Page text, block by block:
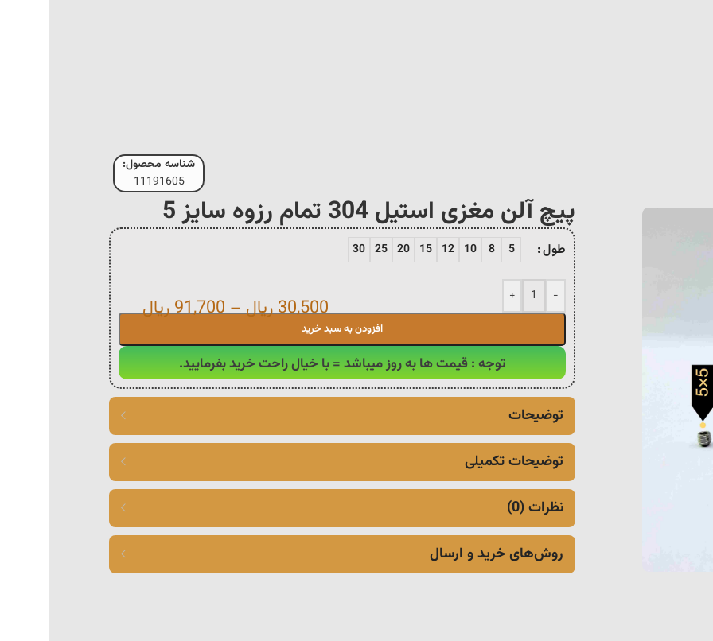
شناسه محصول:
11191605
پیچ آلن مغزی استیل 304 تمام رزوه سایز 5
طول 5
8
10
12
15
20
25
30
-
+
افزودن به سبد خرید
30,500ریال–
91,700ریال
توجه : قیمت ها به روز میباشد = با خیال راحت خرید بفرمایید.
توضیحات
توضیحات تکمیلی
نظرات (0)
روش‌های خرید و ارسال